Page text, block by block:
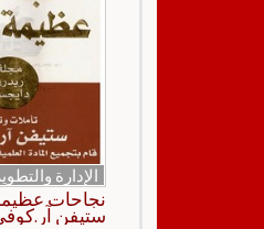
الإدارة
نجاحات
ستيفن